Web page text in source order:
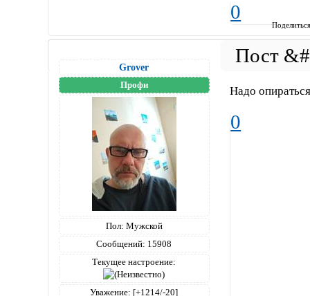
0
Grover
Профи
Пол: Мужской
Сообщений: 15908
Текущее настроение:
Уважение: [+1214/-20]
Надо
0